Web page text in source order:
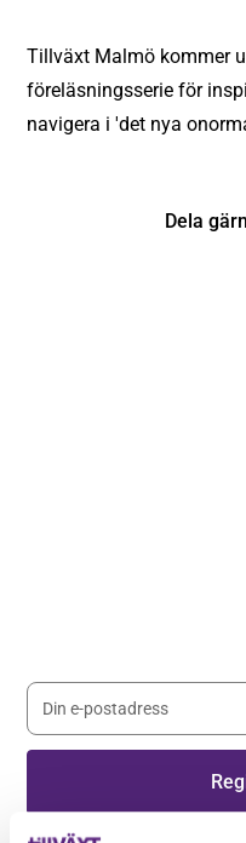
Tillväxt Malmö kommer
föreläsningsserie för
navigera i 'det nya
Dela